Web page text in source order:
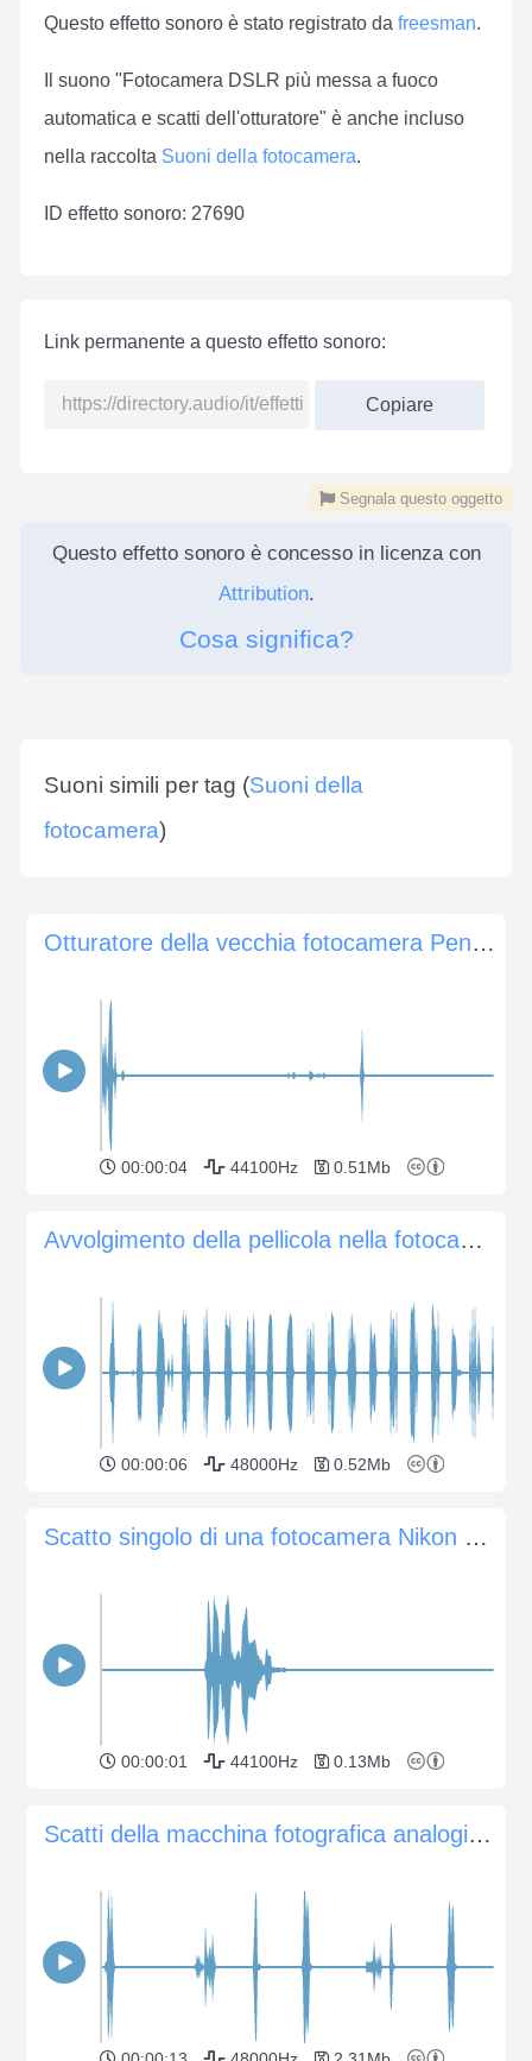
Questo effetto sonoro è stato registrato da freesman.
Il suono "Fotocamera DSLR più messa a fuoco
automatica e scatti dell'otturatore" è anche incluso
nella raccolta Suoni della fotocamera.
ID effetto sonoro: 27690
Link permanente a questo effetto sonoro:
Copiare
Segnala questo oggetto
Questo effetto sonoro è concesso in licenza con
Attribution.
Cosa significa?
Suoni simili per tag (Suoni della
fotocamera)
Otturatore della vecchia fotocamera Pentax SP1000
00:00:04 44100Hz 0.51Mb
Avvolgimento della pellicola nella fotocamera C220
00:00:06 48000Hz 0.52Mb
Scatto singolo di una fotocamera Nikon D800 con velocità dell'otturatore di 1/125
00:00:01 44100Hz 0.13Mb
Scatti della macchina fotografica analogica e avvolgimento della pellicola